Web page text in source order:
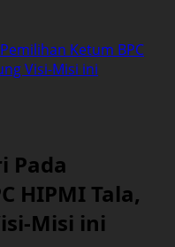
Ketum BPC
Visi-Misi ini
Pada
HIPMI Tala,
Misi ini